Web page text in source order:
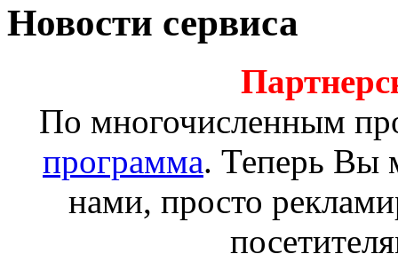
Новости сервиса
По многочисленным
программа. Теперь Вы
нами, просто